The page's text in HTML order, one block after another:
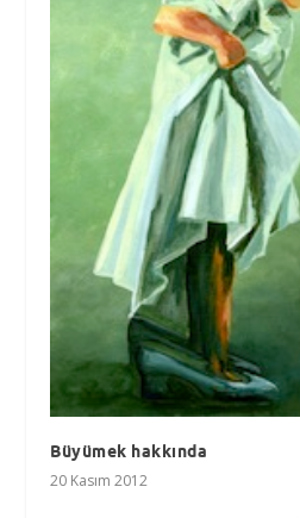
Büyümek hakkında
20 Kasım 2012